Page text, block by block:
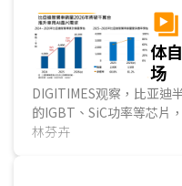
体
场
SoC
DIGITIMES观察，比亚迪
的IGBT、SiC功率等芯片
反映其汽车事业正由电动
林芬卉